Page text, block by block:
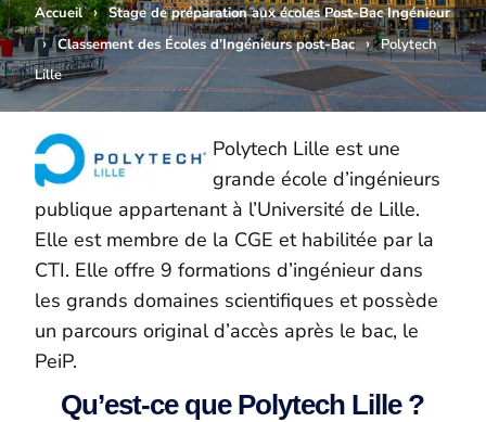
Accueil › Stage de préparation aux écoles Post-Bac Ingénieur
› Classement des Écoles d’Ingénieurs post-Bac › Polytech
Lille
Polytech Lille est une
grande école d’ingénieurs
publique appartenant à l’Université de Lille.
Elle est membre de la CGE et habilitée par la
CTI. Elle offre 9 formations d’ingénieur dans
les grands domaines scientifiques et possède
un parcours original d’accès après le bac, le
PeiP.
Qu’est-ce que Polytech Lille ?